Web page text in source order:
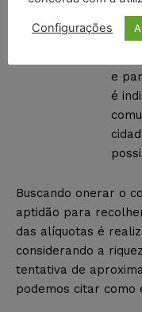
a seguinte disposição:
e
é
Buscando onerar o
aptidão para
das alíquotas é
considerando a
tentativa de
podemos citar como
Configurações